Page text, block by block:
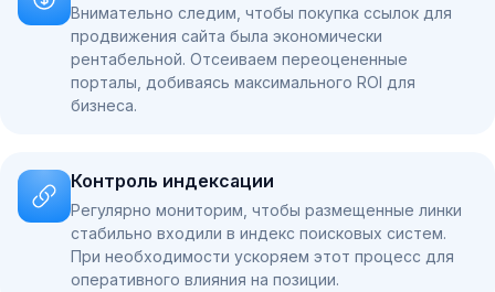
Внимательно следим, чтобы покупка ссылок для
продвижения сайта была экономически
рентабельной. Отсеиваем переоцененные
порталы, добиваясь максимального ROI для
бизнеса.
Контроль индексации
Регулярно мониторим, чтобы размещенные линки
стабильно входили в индекс поисковых систем.
При необходимости ускоряем этот процесс для
оперативного влияния на позиции.